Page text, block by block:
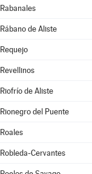
Rabanales
Rábano de Aliste
Requejo
Revellinos
Riofrío de Aliste
Rionegro del Puente
Roales
Robleda-Cervantes